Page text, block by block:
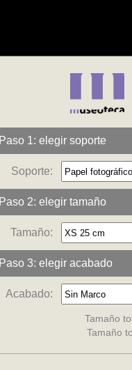
Paso 1: elegir soporte
Soporte:
Paso 2: elegir tamaño
Tamaño:
Paso 3: elegir acabado
Acabado:
Tamaño
Tamaño